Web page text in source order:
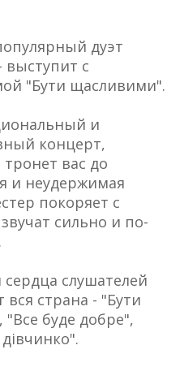
дуэт
выступит с
"Бути щасливими".
и
концерт,
вас до
и неудержимая
покоряет с
сильно и по-
сердца слушателей
страна - "Бути
буде добре",